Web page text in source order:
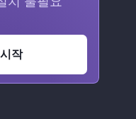
작